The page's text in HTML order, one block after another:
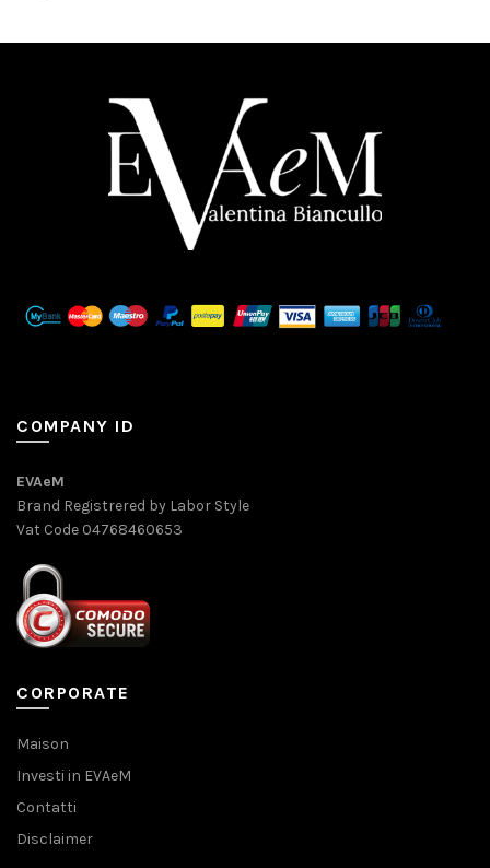
COMPANY ID
EVAeM
Brand Registrered by Labor Style
Vat Code 04768460653
CORPORATE
Maison
Investi in EVAeM
Contatti
Disclaimer